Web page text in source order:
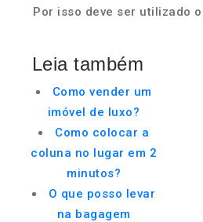
Por isso deve ser utilizado
Leia também
Como vender um
imóvel de luxo?
Como colocar a
coluna no lugar em 2
minutos?
O que posso levar
na bagagem